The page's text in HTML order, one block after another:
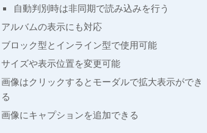
自動判別時は非同期で読み込みを行う
アルバムの表示にも対応
ブロック型とインライン型で使用可能
サイズや表示位置を変更可能
画像はクリックするとモーダルで拡大表示ができ
る
画像にキャプションを追加できる